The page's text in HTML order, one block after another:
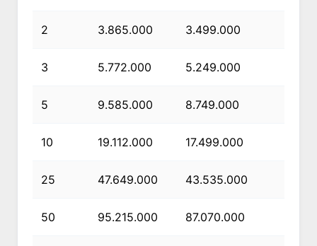
2 3.865.000 3.499.000
3 5.772.000 5.249.000
5 9.585.000 8.749.000
10 19.112.000 17.499.000
25 47.649.000 43.535.000
50 95.215.000 87.070.000